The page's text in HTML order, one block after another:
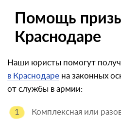
Помощь
Краснодаре
Наши юристы помогут
в Краснодаре на законных
от службы в армии:
Комплексная или